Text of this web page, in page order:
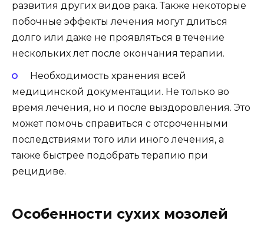
развития других видов рака. Также некоторые
побочные эффекты лечения могут длиться
долго или даже не проявляться в течение
нескольких лет после окончания терапии.
Необходимость хранения всей
медицинской документации. Не только во
время лечения, но и после выздоровления. Это
может помочь справиться с отсроченными
последствиями того или иного лечения, а
также быстрее подобрать терапию при
рецидиве.
Особенности сухих мозолей